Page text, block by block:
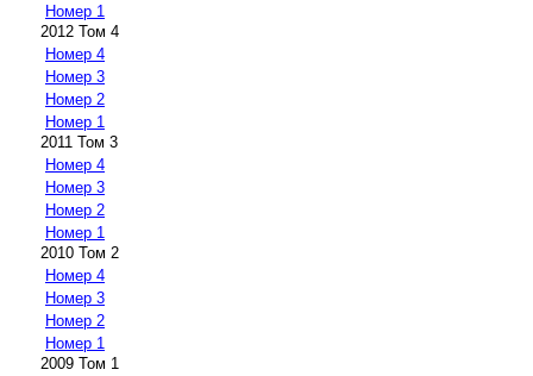
Номер 1
2012 Том 4
Номер 4
Номер 3
Номер 2
Номер 1
2011 Том 3
Номер 4
Номер 3
Номер 2
Номер 1
2010 Том 2
Номер 4
Номер 3
Номер 2
Номер 1
2009 Том 1